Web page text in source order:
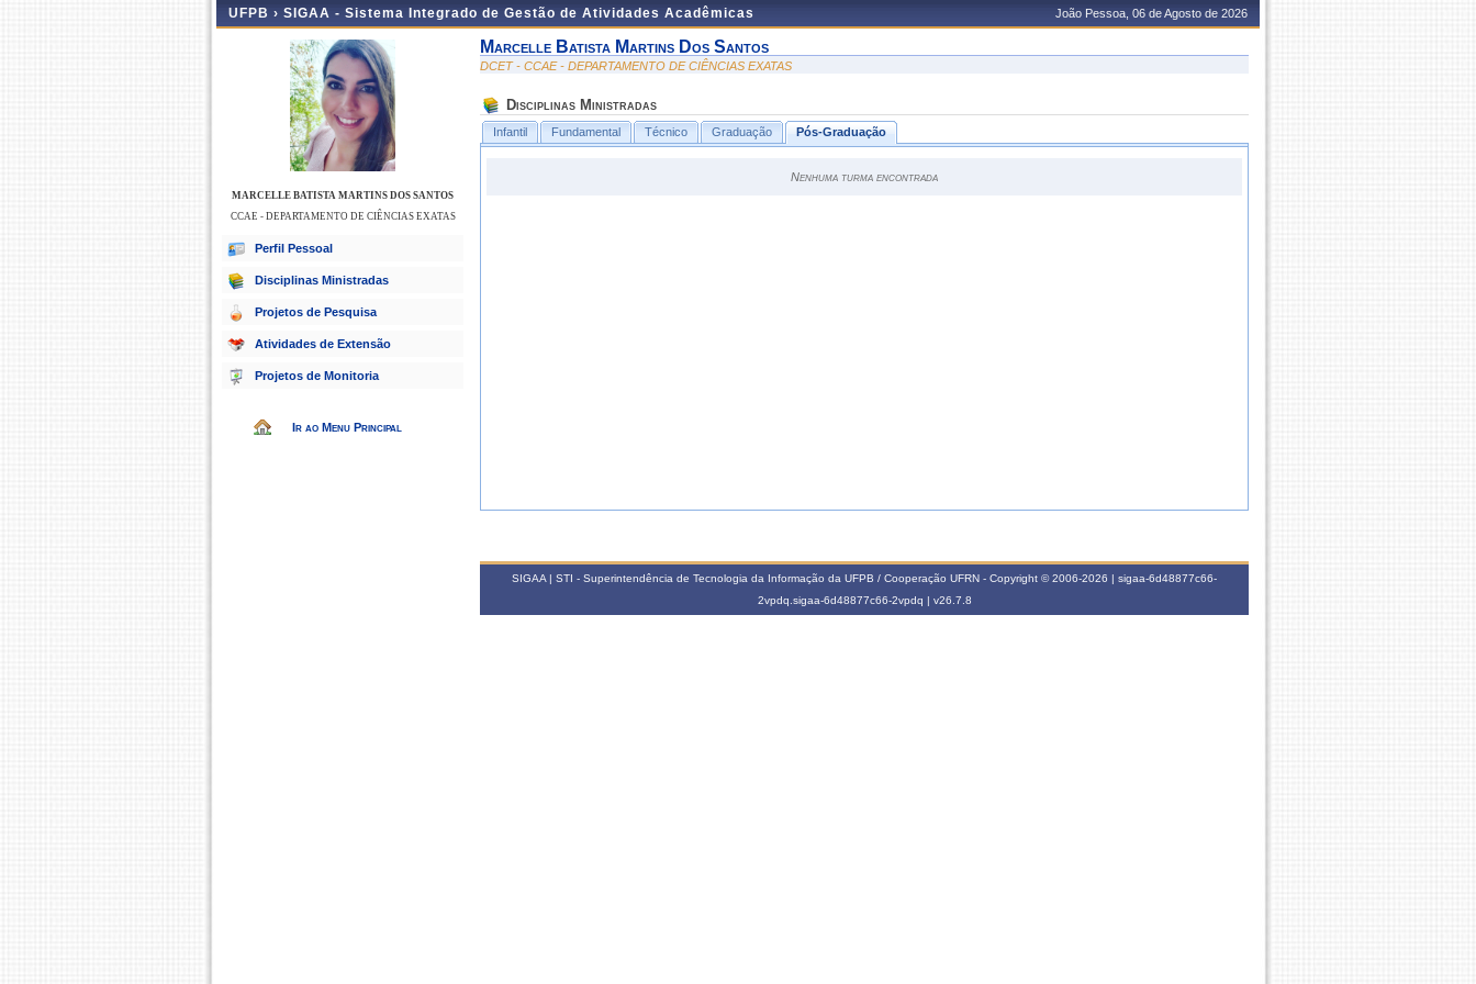
UFPB › SIGAA - Sistema Integrado de Gestão de Atividades Acadêmicas João Pessoa, 06 de Agosto de 2026
MARCELLE BATISTA MARTINS DOS SANTOS
CCAE - DEPARTAMENTO DE CIÊNCIAS EXATAS
Perfil Pessoal
Disciplinas Ministradas
Projetos de Pesquisa
Atividades de Extensão
Projetos de Monitoria
Ir ao Menu Principal
Marcelle Batista Martins Dos Santos
DCET - CCAE - DEPARTAMENTO DE CIÊNCIAS EXATAS
Disciplinas Ministradas
Infantil Fundamental Técnico Graduação Pós-Graduação
Nenhuma turma encontrada
SIGAA | STI - Superintendência de Tecnologia da Informação da UFPB / Cooperação UFRN - Copyright © 2006-2026 | sigaa-6d48877c66-
2vpdq.sigaa-6d48877c66-2vpdq | v26.7.8